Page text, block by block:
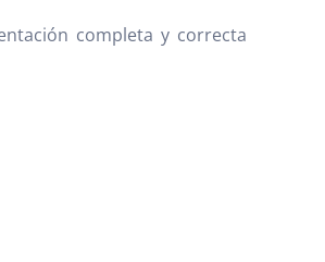
completa y correcta